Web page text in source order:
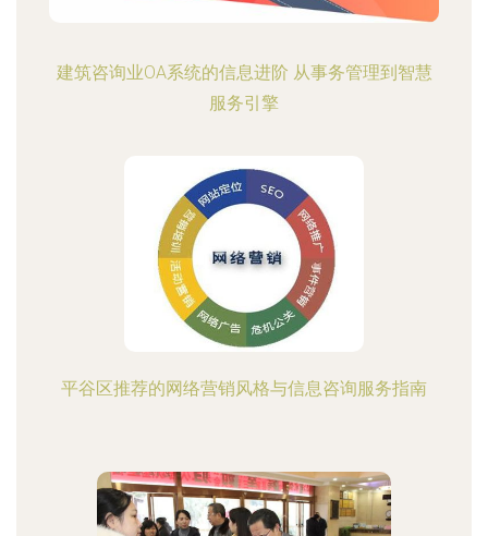
建筑咨询业OA系统的信息进阶 从事务管理到智慧
服务引擎
平谷区推荐的网络营销风格与信息咨询服务指南